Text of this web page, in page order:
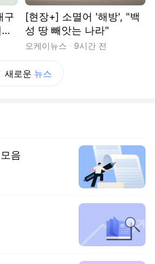
구
[현장+] 소멸어 '해방', "백
성 땅 빼앗는 나라"
오케이뉴스 9시간 전
새로운 뉴스
음